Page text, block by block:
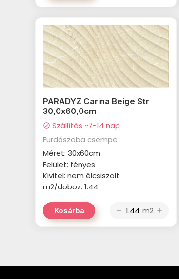
PARADYZ Carina Beige Str
30,0x60,0cm
check_circle Szállítás ~7-14 nap
Fürdőszoba csempe
Méret: 30x60cm
Felület: fényes
Kivitel: nem élcsiszolt
m2/doboz: 1.44
Kosárba remove m2 add